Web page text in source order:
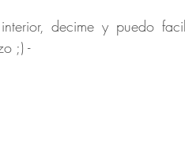
decime y puedo
;) -